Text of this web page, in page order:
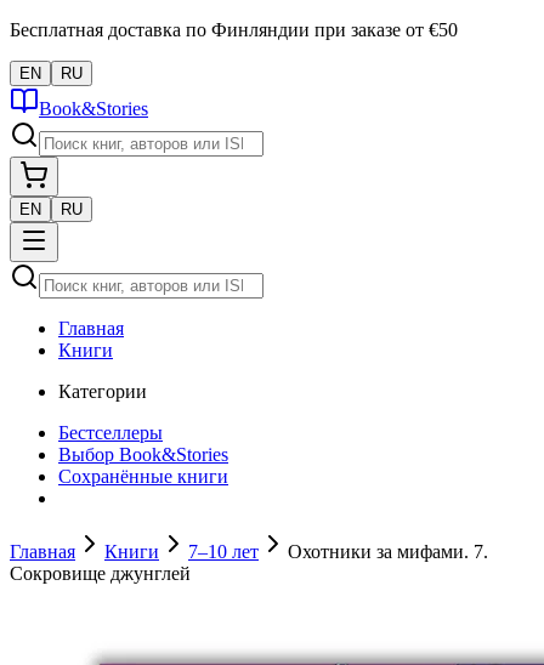
Бесплатная доставка по Финляндии при заказе от €50
EN RU
Book&Stories
EN RU
Главная
Книги
Категории
Бестселлеры
Выбор Book&Stories
Сохранённые книги
Главная Книги 7–10 лет
Охотники за мифами. 7.
Сокровище джунглей